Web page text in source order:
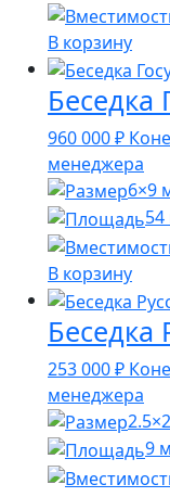
В корзину
Беседка
960 000₽
менеджера
6×9
54
В корзину
Беседка
253 000₽
менеджера
9